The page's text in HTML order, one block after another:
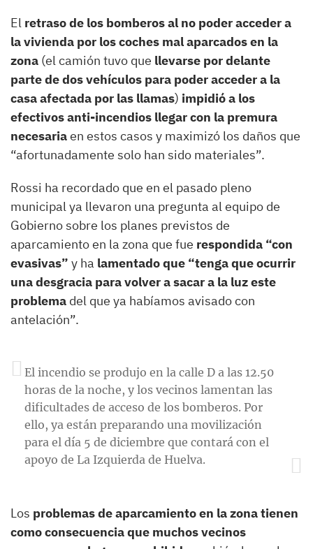
El retraso de los bomberos al no poder acceder a
la vivienda por los coches mal aparcados en la
zona (el camión tuvo que llevarse por delante
parte de dos vehículos para poder acceder a la
casa afectada por las llamas) impidió a los
efectivos anti-incendios llegar con la premura
necesariaen estos casos y maximizó los daños que
“afortunadamente solo han sido materiales”.
Rossi ha recordado que en el pasado pleno
municipal ya llevaron una pregunta al equipo de
Gobierno sobre los planes previstos de
aparcamiento en la zona que fue respondida “con
evasivas” y ha lamentado que “tenga que ocurrir
una desgracia para volver a sacar a la luz este
problema del que ya habíamos avisado con
antelación”.
El incendio se produjo en la calle D a las 12.50
horas de la noche, y los vecinos lamentan las
dificultades de acceso de los bomberos. Por
ello, ya están preparando una movilización
para el día 5 de diciembre que contará con el
apoyo de La Izquierda de Huelva.
Los problemas de aparcamiento en la zona tienen
como consecuencia que muchos vecinos